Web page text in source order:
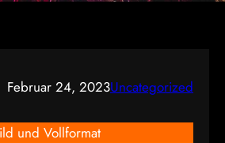
Februar 24, 2023Uncategorized
und Vollformat